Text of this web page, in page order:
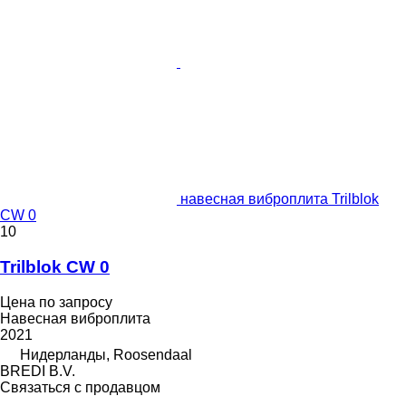
навесная виброплита Trilblok
CW 0
10
Trilblok CW 0
Цена по запросу
Навесная виброплита
2021
Нидерланды, Roosendaal
BREDI B.V.
Связаться с продавцом